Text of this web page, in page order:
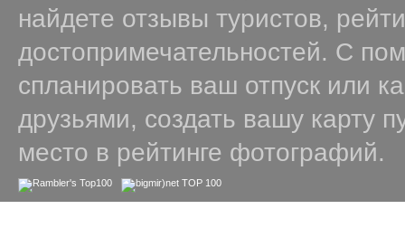
найдете отзывы туристов,
достопримечательностей. С
спланировать ваш отпуск или
друзьями, создать вашу карту
место в рейтинге фотографий.